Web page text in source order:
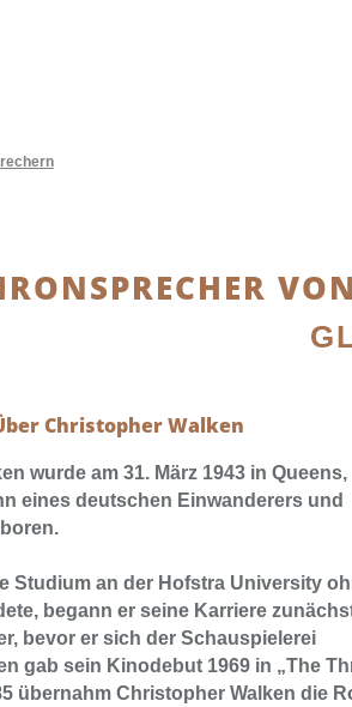
Christopher Walken
wurde am 31. März 1943 in Queens,
eines deutschen Einwanderers und
Studium an der Hofstra University
begann er seine Karriere
bevor er sich der Schauspielerei
gab sein Kinodebut 1969 in „The
übernahm Christopher Walken die